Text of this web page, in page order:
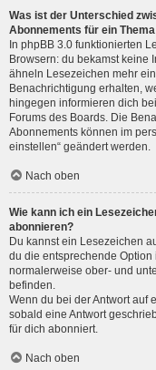
Was ist der Unterschied
Abonnements für ein
In phpBB 3.0 funktionierten
Browsern: du bekamst keine
ähneln Lesezeichen mehr
Benachrichtigung erhalten,
hingegen informieren dich
Forums des Boards. Die
Abonnements können im
einstellen“ geändert werden.
Nach oben
Wie kann ich ein
abonnieren?
Du kannst ein Lesezeichen
du die entsprechende Option
normalerweise ober- und
befinden.
Wenn du bei der Antwort auf
sobald eine Antwort
für dich abonniert.
Nach oben